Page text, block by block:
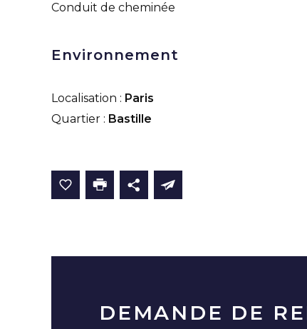
Conduit de cheminée
Environnement
Localisation : Paris
Quartier : Bastille
DEMANDE DE